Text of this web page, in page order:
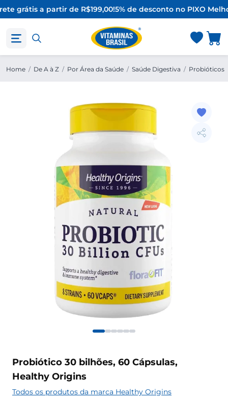
grátis a partir de R$199,00!5% de desconto no PIXO
Home / De A à Z / Por Área da Saúde / Saúde Digestiva / Probióticos
Probiótico 30 bilhões, 60 Cápsulas,
Healthy Origins
Todos os produtos da marca Healthy Origins